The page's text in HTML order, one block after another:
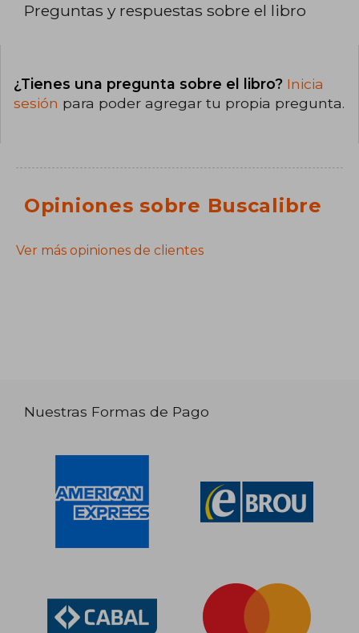
Preguntas y respuestas sobre el libro
¿Tienes una pregunta sobre el libro? Inicia
sesión para poder agregar tu propia pregunta.
Opiniones sobre Buscalibre
Ver más opiniones de clientes
Nuestras Formas de Pago